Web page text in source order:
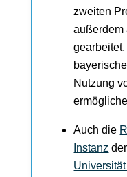
zweiten
außerdem
Nutzung
Auch die
Instanz der